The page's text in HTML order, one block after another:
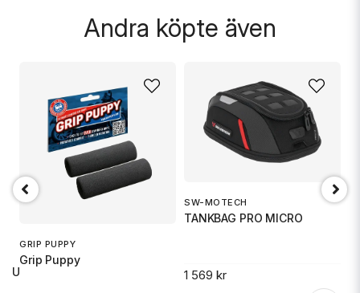
Andra köpte även
RU
GRIP PUPPY
Grip Puppy
SW-MOTECH
TANKBAG PRO MICRO
1 569 kr